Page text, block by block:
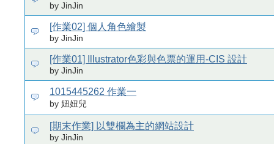
by JinJin
[作業02] 個人角色繪製
by JinJin
[作業01] Illustrator色彩與色票的運用-CIS 設計
by JinJin
1015445262 作業一
by 妞妞兒
[期末作業] 以雙欄為主的網站設計
by JinJin